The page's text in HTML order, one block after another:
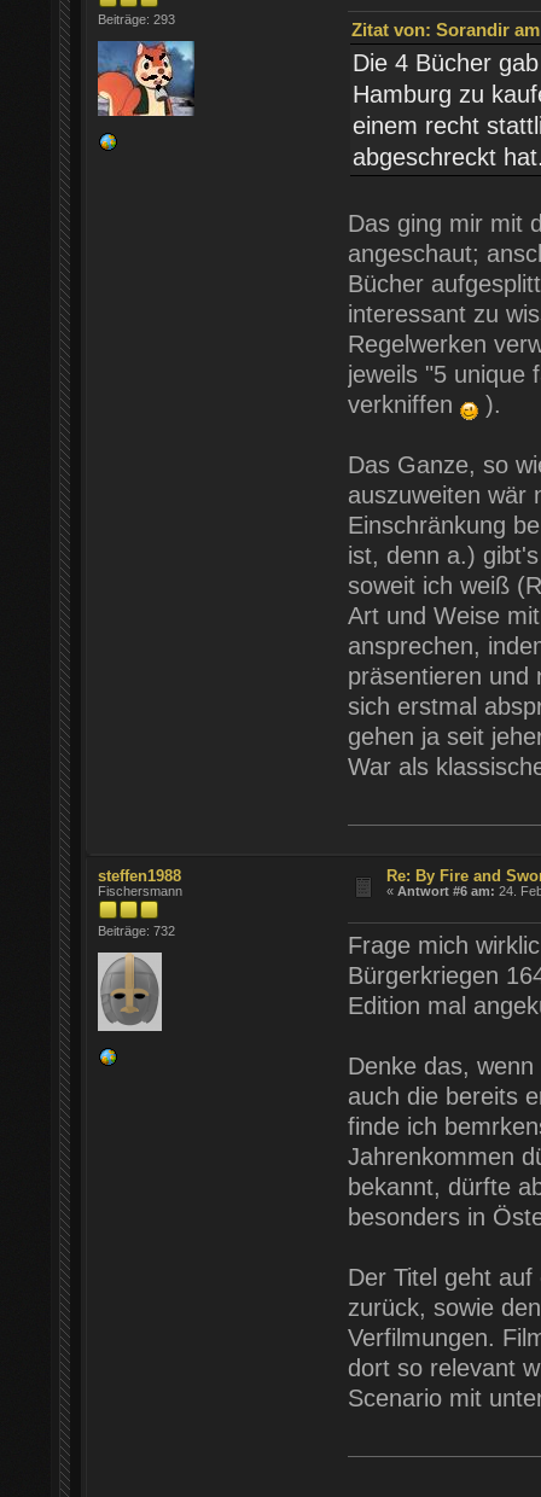
Beiträge: 293
Zitat von: Sorandir am
Die 4 Bücher
Hamburg zu
einem recht
abgeschreckt
Das ging mir mit
angeschaut;
Bücher
interessant zu
Regelwerken
jeweils "5 unique
verkniffen
).
Das Ganze, so
auszuweiten wär
Einschränkung
ist, denn a.)
soweit ich weiß
Art und Weise
ansprechen,
präsentieren und
sich erstmal
gehen ja seit
War als
steffen1988
Fischersmann
Beiträge: 732
Re: By Fire and
«Antwort #6 am: 24.
Frage mich
Bürgerkriegen
Edition mal
Denke das,
auch die bereits
finde ich
Jahrenkommen
bekannt, dürfte
besonders in
Der Titel geht
zurück, sowie
Verfilmungen.
dort so relevant
Scenario mit